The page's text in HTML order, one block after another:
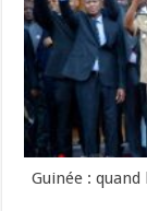
Guinée :